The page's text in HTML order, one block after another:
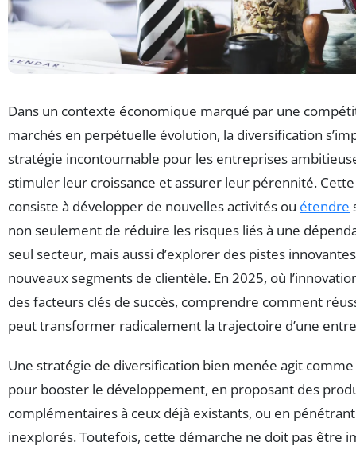
Dans un contexte économique marqué par une
marchés en perpétuelle évolution, la diversification
stratégie incontournable pour les entreprises
stimuler leur croissance et assurer leur pérennité.
consiste à développer de nouvelles activités ou étendre
non seulement de réduire les risques liés à une
seul secteur, mais aussi d’explorer des pistes
nouveaux segments de clientèle. En 2025, où
des facteurs clés de succès, comprendre comment
peut transformer radicalement la trajectoire d’une
Une stratégie de diversification bien menée agit
pour booster le développement, en proposant des
complémentaires à ceux déjà existants, ou en
inexplorés. Toutefois, cette démarche ne doit pas être